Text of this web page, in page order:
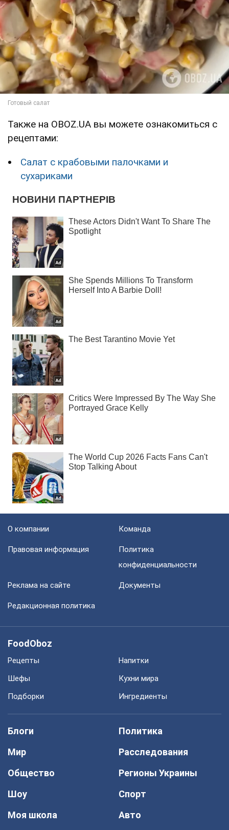
Также на OBOZ.UA вы можете ознакомиться с
рецептами:
Салат с крабовыми палочками и
сухариками
О компании Команда
Правовая информация
Политика
конфиденциальности
Реклама на сайте Документы
Редакционная политика
FoodOboz
Рецепты
Напитки
Шефы
Кухни мира
Подборки
Ингредиенты
Блоги
Политика
Мир
Расследования
Общество
Регионы Украины
Шоу
Спорт
Моя школа
Авто